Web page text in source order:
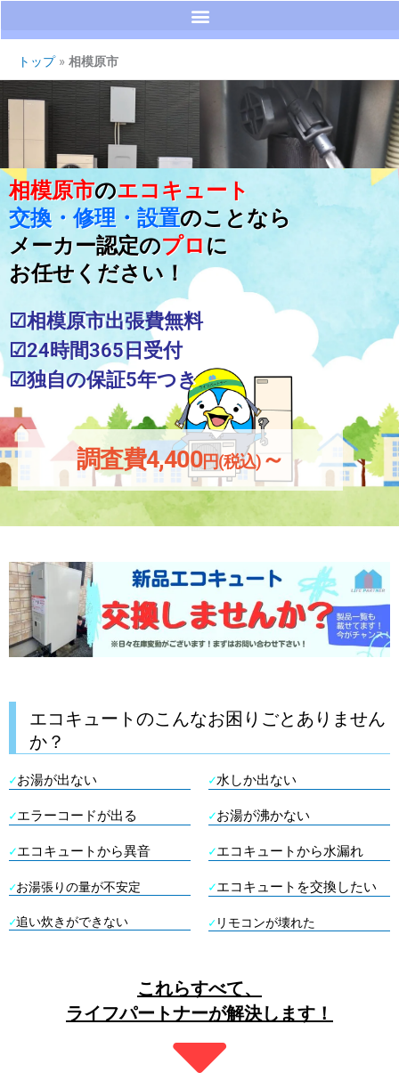
トップ» 相模原市
相模原市のエコキュート
交換・修理・設置のことなら
メーカー認定のプロに
お任せください！
☑相模原市出張費無料
☑24時間365日受付
☑独自の保証5年つき
調査費4,400円(税込) ～
エコキュートのこんなお困りごとありません
か？
✓お湯が出ない
✓エラーコードが出る
✓エコキュートから異音
✓お湯張りの量が不安定
✓追い炊きができない
✓水しか出ない
✓お湯が沸かない
✓エコキュートから水漏れ
✓エコキュートを交換したい
✓リモコンが壊れた
これらすべて、
ライフパートナーが解決します！